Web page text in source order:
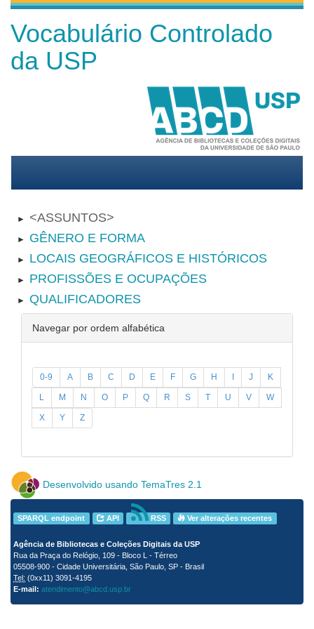
Vocabulário Controlado
da USP
► ASSUNTOS
► GÊNERO E FORMA
► LOCAIS GEOGRÁFICOS E HISTÓRICOS
► PROFISSÕES E OCUPAÇÕES
► QUALIFICADORES
Navegar por ordem alfabética
0-9 A B C D E F G H I J K
L M N O P Q R S T U V W
X Y Z
Desenvolvido usando TemaTres 2.1
SPARQL endpoint API RSS Ver alterações recentes
Agência de Bibliotecas e Coleções Digitais da USP
Rua da Praça do Relógio, 109 - Bloco L - Térreo
05508-900 - Cidade Universitária, São Paulo, SP - Brasil
Tel: (0xx11) 3091-4195
E-mail: atendimento@abcd.usp.br